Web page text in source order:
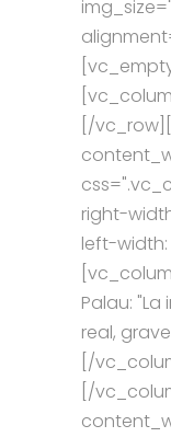
[/
right-
left-width:
Palau:
real,
[/
[/